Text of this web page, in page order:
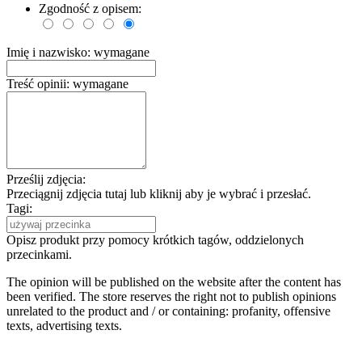
Zgodność z opisem:
Imię i nazwisko: wymagane
Treść opinii: wymagane
Prześlij zdjęcia:
Przeciągnij zdjęcia tutaj lub kliknij aby je wybrać i przesłać.
Tagi:
Opisz produkt przy pomocy krótkich tagów, oddzielonych
przecinkami.
The opinion will be published on the website after the content has
been verified. The store reserves the right not to publish opinions
unrelated to the product and / or containing: profanity, offensive
texts, advertising texts.